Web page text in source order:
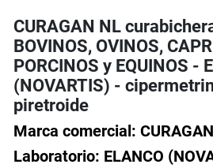
CURAGAN NL
BOVINOS, OVINOS,
PORCINOS y EQUINOS -
(NOVARTIS) -
piretroide
Marca comercial:
Laboratorio: ELANCO